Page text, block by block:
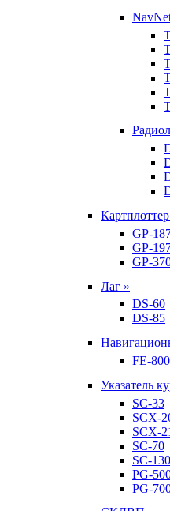
GP-
GP-
GP-
Лаг »
DS-60
DS-85
FE-800
Указатель
SC-33
SCX-
SCX-
SC-70
SC-130
PG-
PG-